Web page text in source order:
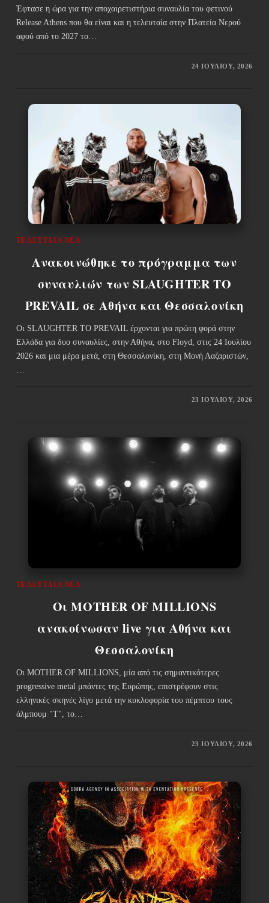
Έφτασε η ώρα για την αποχαιρετιστήρια συναυλία του φετινού
Release Athens που θα είναι και η τελευταία στην Πλατεία Νερού
αφού από το 2027 το…
24 ΙΟΥΛΊΟΥ, 2026
ΤΕΛΕΥΤΑΊΑ ΝΈΑ
Ανακοινώθηκε το πρόγραμμα των
συναυλιών των SLAUGHTER TO
PREVAIL σε Αθήνα και Θεσσαλονίκη
Οι SLAUGHTER TO PREVAIL έρχονται για πρώτη φορά στην
Ελλάδα για δυο συναυλίες, στην Αθήνα, στο Floyd, στις 24 Ιουλίου
2026 και μια μέρα μετά, στη Θεσσαλονίκη, στη Μονή Λαζαριστών,
23 ΙΟΥΛΊΟΥ, 2026
ΤΕΛΕΥΤΑΊΑ ΝΈΑ
Οι MOTHER OF MILLIONS
ανακοίνωσαν live για Αθήνα και
Θεσσαλονίκη
Οι MOTHER OF MILLIONS, μία από τις σημαντικότερες
progressive metal μπάντες της Ευρώπης, επιστρέφουν στις
ελληνικές σκηνές λίγο μετά την κυκλοφορία του πέμπτου τους
άλμπουμ "T", το…
23 ΙΟΥΛΊΟΥ, 2026